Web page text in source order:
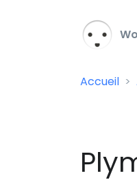
Accueil